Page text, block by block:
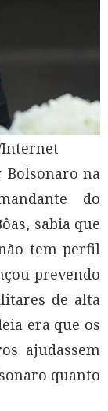
Internet
Bolsonaro na
do
sabia que
tem perfil
prevendo
de alta
era que os
ajudassem
quanto